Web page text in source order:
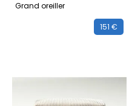
Grand oreiller
151 €